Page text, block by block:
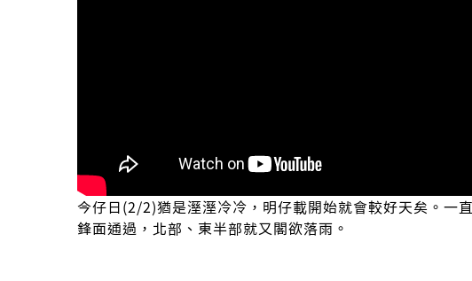
今仔日(2/2)猶是溼溼冷冷，明仔載開始就會較好天矣。一
鋒面通過，北部、東半部就又閣欲落雨。